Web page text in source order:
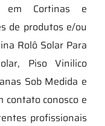
em Cortinas e
de produtos e/ou
Rolô Solar Para
Piso Vinilico
Sob Medida e
contato conosco e
profissionais